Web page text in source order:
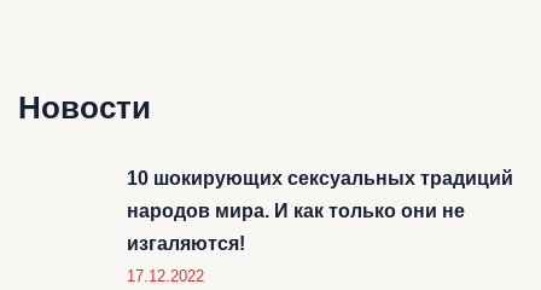
Новости
10 шокирующих сексуальных традиций
народов мира. И как только они не
изгаляются!
17.12.2022